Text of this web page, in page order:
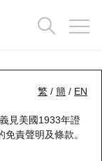
繁 / 簡 / EN
見美國1933年證
免責聲明及條款。